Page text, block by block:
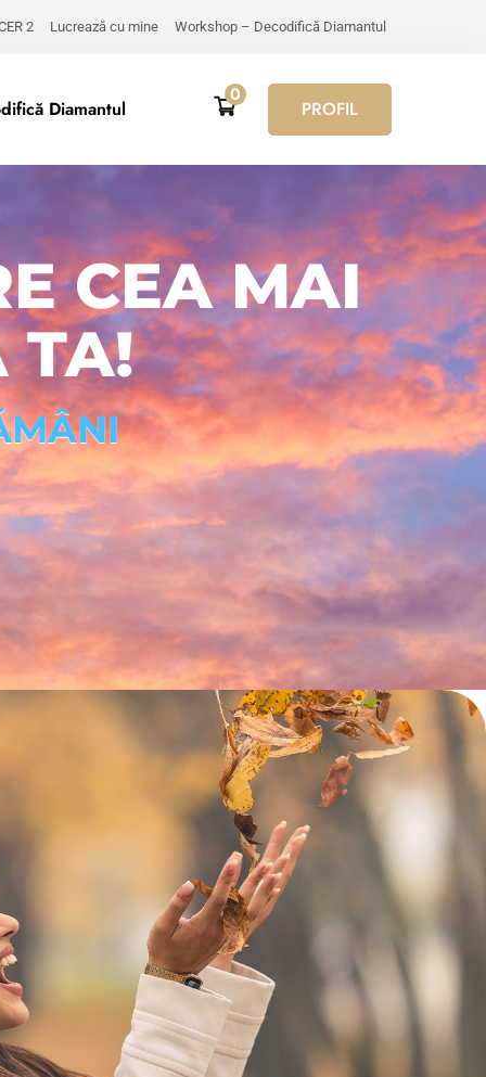
2 Lucrează cu mine Workshop – Decodifică Diamantul
Diamantul
0
PROFIL
CEA MAI
TA!